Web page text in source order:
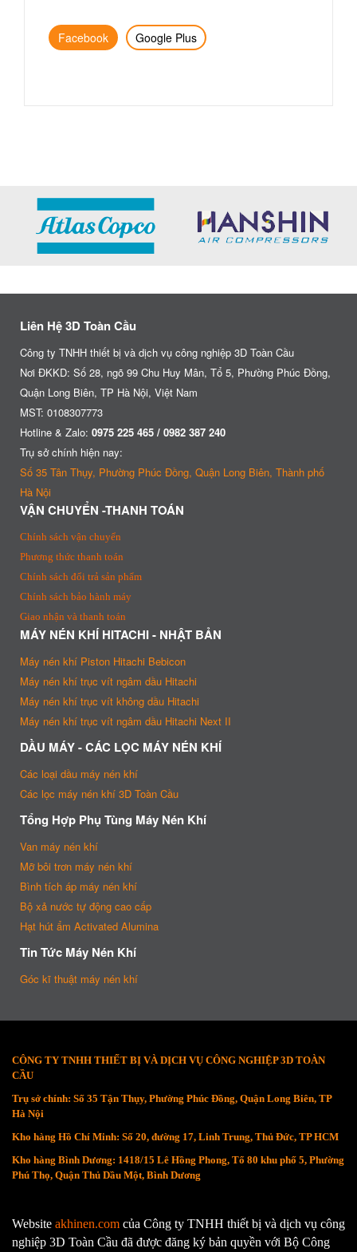
Facebook Google Plus
Liên Hệ 3D Toàn Cầu
Công ty TNHH thiết bị và dịch vụ công nghiệp 3D Toàn Cầu
Nơi ĐKKD: Số 28, ngõ 99 Chu Huy Mân, Tổ 5, Phường Phúc Đồng,
Quận Long Biên, TP Hà Nội, Việt Nam
MST: 0108307773
Hotline & Zalo: 0975 225 465 / 0982 387 240
Trụ sở chính hiện nay:
Số 35 Tân Thụy, Phường Phúc Đồng, Quận Long Biên, Thành phố
Hà Nội
VẬN CHUYỂN -THANH TOÁN
Chính sách vận chuyển
Phương thức thanh toán
Chính sách đổi trả sản phẩm
Chính sách bảo hành máy
Giao nhận và thanh toán
MÁY NÉN KHÍ HITACHI - NHẬT BẢN
Máy nén khí Piston Hitachi Bebicon
Máy nén khí trục vít ngâm dầu Hitachi
Máy nén khí trục vít không dầu Hitachi
Máy nén khí trục vít ngâm dầu Hitachi Next II
DẦU MÁY - CÁC LỌC MÁY NÉN KHÍ
Các loại dầu máy nén khí
Các lọc máy nén khí 3D Toàn Cầu
Tổng Hợp Phụ Tùng Máy Nén Khí
Van máy nén khí
Mỡ bôi trơn máy nén khí
Bình tích áp máy nén khí
Bộ xả nước tự động cao cấp
Hạt hút ẩm Activated Alumina
Tin Tức Máy Nén Khí
Góc kĩ thuật máy nén khí
CÔNG TY TNHH THIẾT BỊ VÀ DỊCH VỤ CÔNG NGHIỆP 3D TOÀN
CẦU
Trụ sở chính: Số 35 Tận Thụy, Phường Phúc Đồng, Quận Long Biên, TP
Hà Nội
Kho hàng Hồ Chí Minh: Số 20, đường 17, Linh Trung, Thủ Đức, TP HCM
Kho hàng Bình Dương: 1418/15 Lê Hồng Phong, Tổ 80 khu phố 5, Phường
Phú Thọ, Quận Thủ Dầu Một, Bình Dương
Website akhinen.com của Công ty TNHH thiết bị và dịch vụ công
nghiệp 3D Toàn Cầu đã được đăng ký bản quyền với Bộ Công